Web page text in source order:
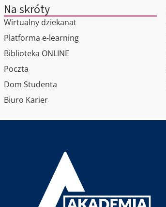
Na skróty
Wirtualny dziekanat
Platforma e-learning
Biblioteka ONLINE
Poczta
Dom Studenta
Biuro Karier